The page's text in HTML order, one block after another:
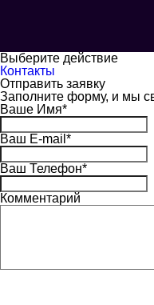
Выберите действие
Контакты
Отправить заявку
Заполните форму, и мы
Ваше Имя*
Ваш E-mail *
Ваш Телефон*
Комментарий